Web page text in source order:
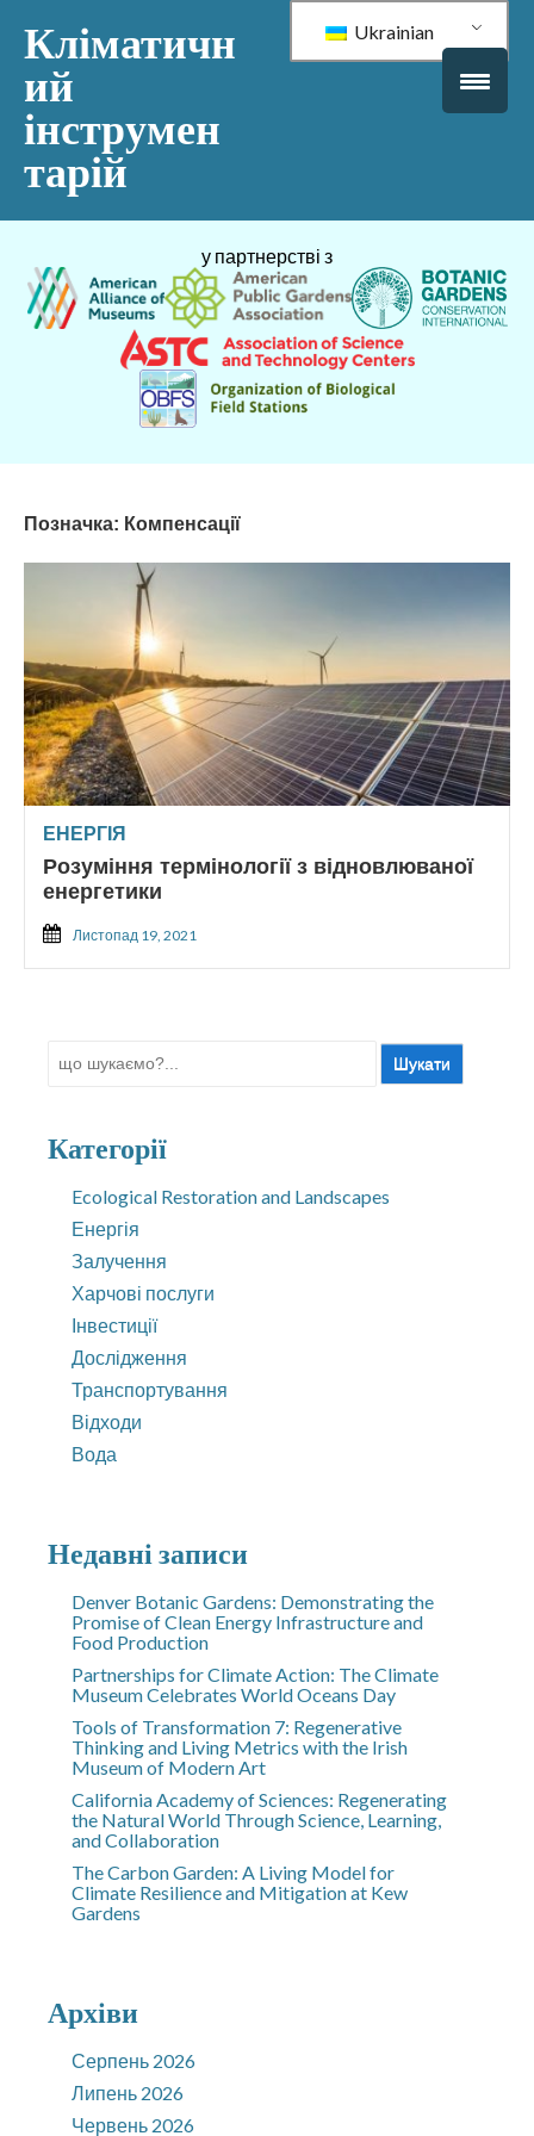
Кліматичн
ий
інструмен
тарій
Ukrainian
у партнерстві з
Позначка: Компенсації
ЕНЕРГІЯ
Розуміння термінології з відновлюваної
енергетики
Листопад 19, 2021
Шукати:
Категорії
Ecological Restoration and Landscapes
Енергія
Залучення
Харчові послуги
Інвестиції
Дослідження
Транспортування
Відходи
Вода
Недавні записи
Denver Botanic Gardens: Demonstrating the
Promise of Clean Energy Infrastructure and
Food Production
Partnerships for Climate Action: The Climate
Museum Celebrates World Oceans Day
Tools of Transformation 7: Regenerative
Thinking and Living Metrics with the Irish
Museum of Modern Art
California Academy of Sciences: Regenerating
the Natural World Through Science, Learning,
and Collaboration
The Carbon Garden: A Living Model for
Climate Resilience and Mitigation at Kew
Gardens
Архіви
Серпень 2026
Липень 2026
Червень 2026